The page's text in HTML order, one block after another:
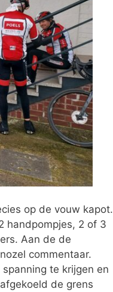
op de vouw kapot.
handpompjes, 2 of 3
Aan de de
commentaar.
te krijgen en
de grens